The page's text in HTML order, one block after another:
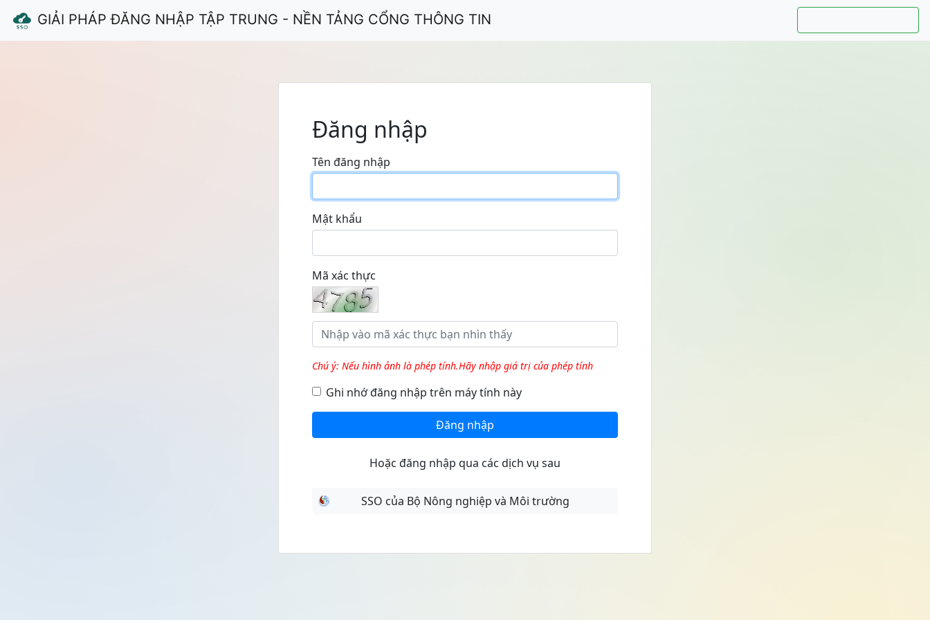
GIẢI PHÁP ĐĂNG NHẬP TẬP TRUNG - NỀN TẢNG CỔNG THÔNG TIN
Đăng nhập
Tên đăng nhập
Mật khẩu
Mã xác thực
Chú ý: Nếu hình ảnh là phép tính.Hãy nhập giá trị của phép tính
Ghi nhớ đăng nhập trên máy tính này
Đăng nhập
Hoặc đăng nhập qua các dịch vụ sau
SSO của Bộ Nông nghiệp và Môi trường